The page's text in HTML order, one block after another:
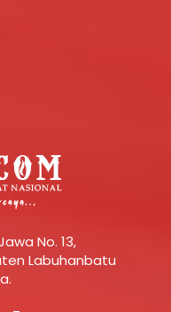
No. 13,
Labuhanbatu